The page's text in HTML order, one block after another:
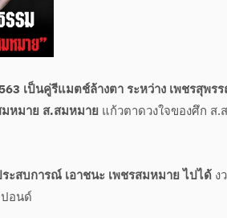
เป็นคู่รีแมตช์ล้างตา ระหว่าง เพชรสุพร
หมาย ส.สมหมาย แก้วตาดวงใจของศึก ส.
สบการณ์ เอาชนะ เพชรสมหมาย ไปได้ ง
อนด์